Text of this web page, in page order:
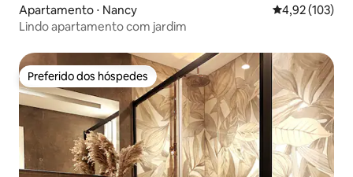
Apartamento ⋅ Nancy 4,92 de uma
4,92 (103)
Lindo apartamento com jardim
Preferido dos hóspedes
Preferido dos hóspedes